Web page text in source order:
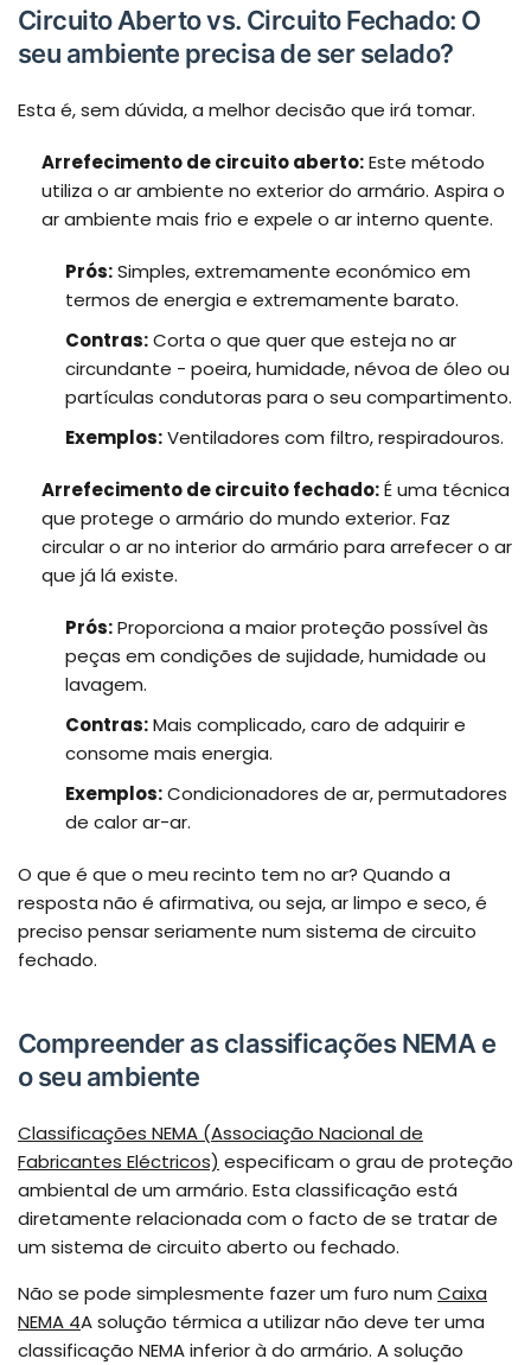
Circuito Aberto vs. Circuito Fechado: O
seu ambiente precisa de ser selado?
Esta é, sem dúvida, a melhor decisão que irá tomar.
Arrefecimento de circuito aberto:Este método
utiliza o ar ambiente no exterior do armário. Aspira o
ar ambiente mais frio e expele o ar interno quente.
Prós:Simples, extremamente económico em
termos de energia e extremamente barato.
Contras:Corta o que quer que esteja no ar
circundante - poeira, humidade, névoa de óleo ou
partículas condutoras para o seu compartimento.
Exemplos:Ventiladores com filtro, respiradouros.
Arrefecimento de circuito fechado:É uma técnica
que protege o armário do mundo exterior. Faz
circular o ar no interior do armário para arrefecer o ar
que já lá existe.
Prós:Proporciona a maior proteção possível às
peças em condições de sujidade, humidade ou
lavagem.
Contras:Mais complicado, caro de adquirir e
consome mais energia.
Exemplos:Condicionadores de ar, permutadores
de calor ar-ar.
O que é que o meu recinto tem no ar? Quando a
resposta não é afirmativa, ou seja, ar limpo e seco, é
preciso pensar seriamente num sistema de circuito
fechado.
Compreender as classificações NEMA e
o seu ambiente
Classificações NEMA (Associação Nacional de
Fabricantes Eléctricos) especificam o grau de proteção
ambiental de um armário. Esta classificação está
diretamente relacionada com o facto de se tratar de
um sistema de circuito aberto ou fechado.
Não se pode simplesmente fazer um furo num Caixa
NEMA 4A solução térmica a utilizar não deve ter uma
classificação NEMA inferior à do armário. A solução